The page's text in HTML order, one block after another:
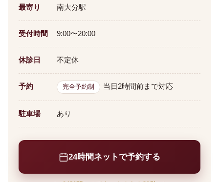
最寄り 南大分駅
受付時間 9:00〜20:00
休診日 不定休
予約 完全予約制 当日2時間前まで対応
駐車場 あり
24時間ネットで予約する